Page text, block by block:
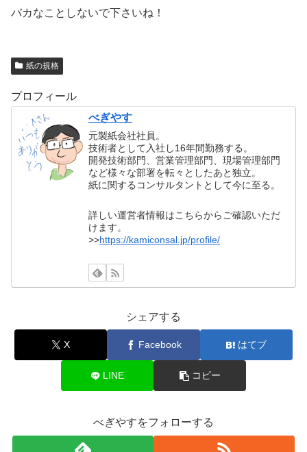
バカなことしないで下さいね！
紙の規格
プロフィール
べぎやす
元製紙会社社員。
技術者として入社し16年間勤務する。
開発技術部門、営業管理部門、現場管理部門
など様々な部署を転々としたあと独立。
紙に関するコンサルタントとして今に至る。
詳しい運営者情報はこちらからご確認いただ
けます。
>>https://kamiconsal.jp/profile/
シェアする
X Facebook はてブ
LINE コピー
べぎやすをフォローする